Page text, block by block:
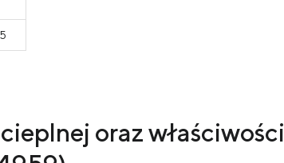
oraz właściwości